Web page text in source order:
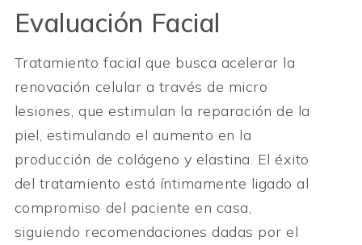
Evaluación Facial
Tratamiento facial que busca acelerar la
renovación celular a través de micro
lesiones, que estimulan la reparación de la
piel, estimulando el aumento en la
producción de colágeno y elastina. El éxito
del tratamiento está íntimamente ligado al
compromiso del paciente en casa,
siguiendo recomendaciones dadas por el